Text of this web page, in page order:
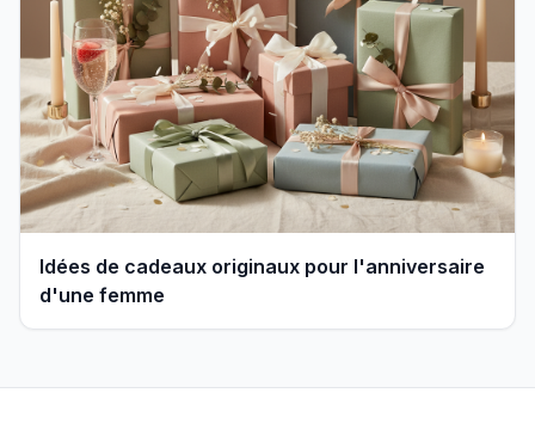
Idées de cadeaux originaux pour l'anniversaire
d'une femme